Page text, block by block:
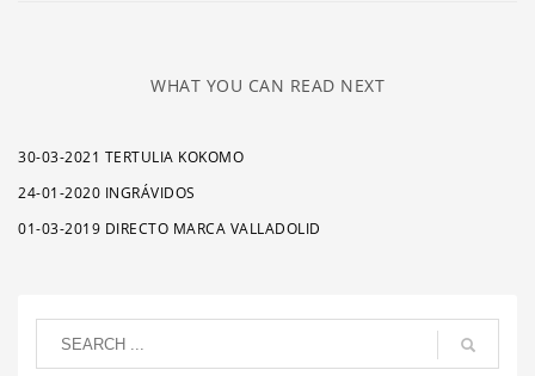
WHAT YOU CAN READ NEXT
30-03-2021 TERTULIA KOKOMO
24-01-2020 INGRÁVIDOS
01-03-2019 DIRECTO MARCA VALLADOLID